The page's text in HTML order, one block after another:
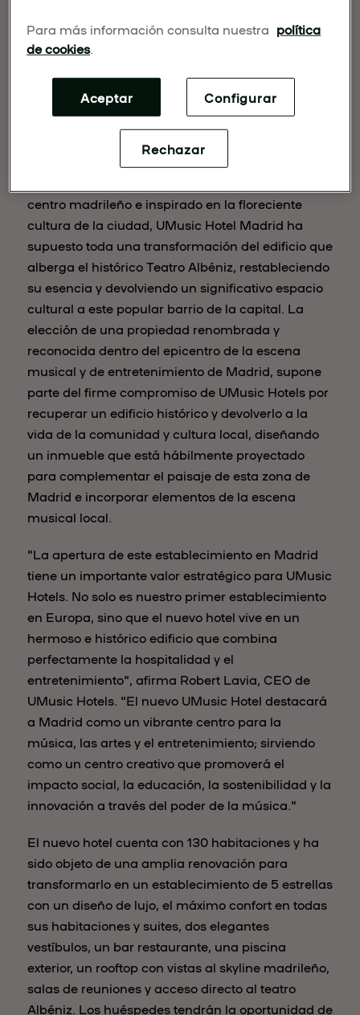
MADRID, 2 de noviembre 2022– UMusic Hotels
ha anunciado hoy la apertura de las reservas, que
están ya disponibles, del que será el primer
establecimiento de la marca en todo el mundo,
centro madrileño e inspirado en la floreciente
cultura de la ciudad, UMusic Hotel Madrid ha
supuesto toda una transformación del edificio que
alberga el histórico Teatro Albéniz, restableciendo
su esencia y devolviendo un significativo espacio
cultural a este popular barrio de la capital. La
elección de una propiedad renombrada y
reconocida dentro del epicentro de la escena
musical y de entretenimiento de Madrid, supone
parte del firme compromiso de UMusic Hotels por
recuperar un edificio histórico y devolverlo a la
vida de la comunidad y cultura local, diseñando
un inmueble que está hábilmente proyectado
para complementar el paisaje de esta zona de
Madrid e incorporar elementos de la escena
musical local.
"La apertura de este establecimiento en Madrid
tiene un importante valor estratégico para UMusic
Hotels. No solo es nuestro primer establecimiento
en Europa, sino que el nuevo hotel vive en un
hermoso e histórico edificio que combina
perfectamente la hospitalidad y el
entretenimiento", afirma Robert Lavia, CEO de
UMusic Hotels. "El nuevo UMusic Hotel destacará
a Madrid como un vibrante centro para la
música, las artes y el entretenimiento; sirviendo
como un centro creativo que promoverá el
impacto social, la educación, la sostenibilidad y la
innovación a través del poder de la música."
El nuevo hotel cuenta con 130 habitaciones y ha
sido objeto de una amplia renovación para
transformarlo en un establecimiento de 5 estrellas
con un diseño de lujo, el máximo confort en todas
sus habitaciones y suites, dos elegantes
vestíbulos, un bar restaurante, una piscina
exterior, un rooftop con vistas al skyline madrileño,
salas de reuniones y acceso directo al teatro
Albéniz. Los huéspedes tendrán la oportunidad de
Para más información consulta nuestra política
de cookies.
Rechazar
Aceptar Configurar